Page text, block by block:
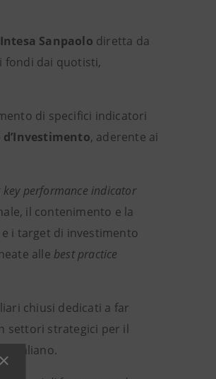
Intesa Sanpaolo diretta da
fondi dai quotisti,
di specifici indicatori
, aderente ai
key performance indicator
il contenimento e la
i target di investimento
alle best practice
chiusi dedicati a far
settori strategici per il
italiano.